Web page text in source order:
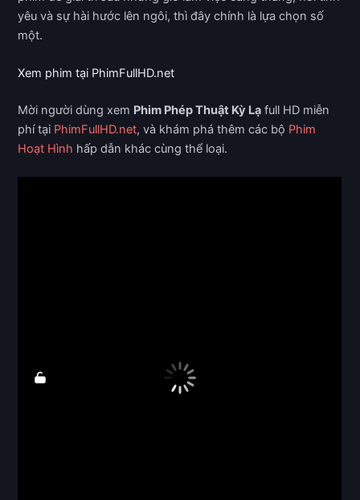
yêu và sự hài hước lên ngôi, thì đây chính là lựa chọn số
một.
Xem phim tại PhimFullHD.net
Mời người dùng xem Phim Phép Thuật Kỳ Lạ full HD miễn
phí tại PhimFullHD.net, và khám phá thêm các bộ Phim
Hoạt Hình hấp dẫn khác cùng thể loại.